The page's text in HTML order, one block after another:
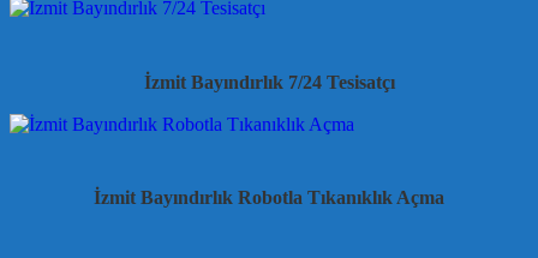
İzmit Bayındırlık 7/24 Tesisatçı
İzmit Bayındırlık Robotla Tıkanıklık Açma